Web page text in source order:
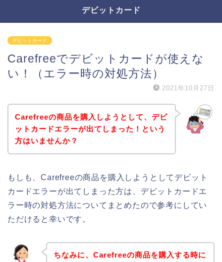
デビットカード
デビットカード
Carefreeでデビットカードが使えな
い！（エラー時の対処方法）
2021年10月27日
Carefreeの商品を購入しようとして、デビ
ットカードエラーが出てしまった！という
方はいませんか？
もしも、Carefreeの商品を購入しようとしてデビット
カードエラーが出てしまった方は、デビットカードエ
ラー時の対処方法についてまとめたので参考にしてい
ただけると幸いです。
ちなみに、Carefreeの商品を購入する時に